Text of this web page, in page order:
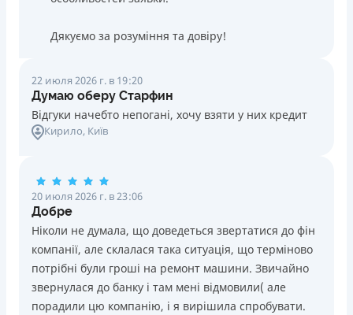
Дякуємо за розуміння та довіру!
22 июля 2026 г. в 19:20
Думаю оберу Старфин
Відгуки начебто непогані, хочу взяти у них кредит
Кирило, Київ
20 июля 2026 г. в 23:06
Добре
Ніколи не думала, що доведеться звертатися до фін
компанії, але склалася така ситуація, що терміново
потрібні були гроші на ремонт машини. Звичайно
звернулася до банку і там мені відмовили( але
порадили цю компанію, і я вирішила спробувати.